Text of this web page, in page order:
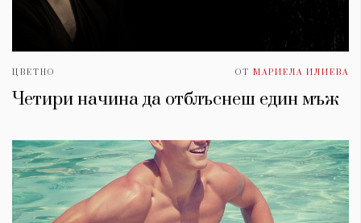
ЦВЕТНО ОТ МАРИЕЛА ИЛИЕВА
Четири начина да отблъснеш един мъж